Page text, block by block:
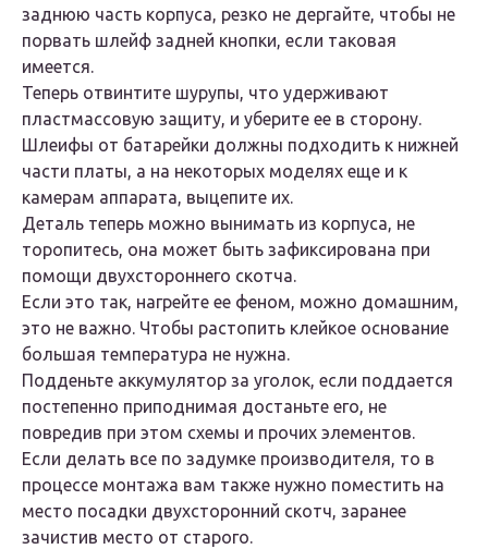
заднюю часть корпуса, резко не дергайте, чтобы не
порвать шлейф задней кнопки, если таковая
имеется.
Теперь отвинтите шурупы, что удерживают
пластмассовую защиту, и уберите ее в сторону.
Шлеифы от батарейки должны подходить к нижней
части платы, а на некоторых моделях еще и к
камерам аппарата, выцепите их.
Деталь теперь можно вынимать из корпуса, не
торопитесь, она может быть зафиксирована при
помощи двухстороннего скотча.
Если это так, нагрейте ее феном, можно домашним,
это не важно. Чтобы растопить клейкое основание
большая температура не нужна.
Подденьте аккумулятор за уголок, если поддается
постепенно приподнимая достаньте его, не
повредив при этом схемы и прочих элементов.
Если делать все по задумке производителя, то в
процессе монтажа вам также нужно поместить на
место посадки двухсторонний скотч, заранее
зачистив место от старого.